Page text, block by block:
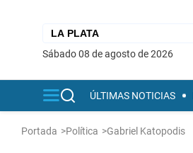
sábado 08 de agosto de 2026
ÚLTIMAS NOTICIAS
Portada >Política >Gabriel Katopodis